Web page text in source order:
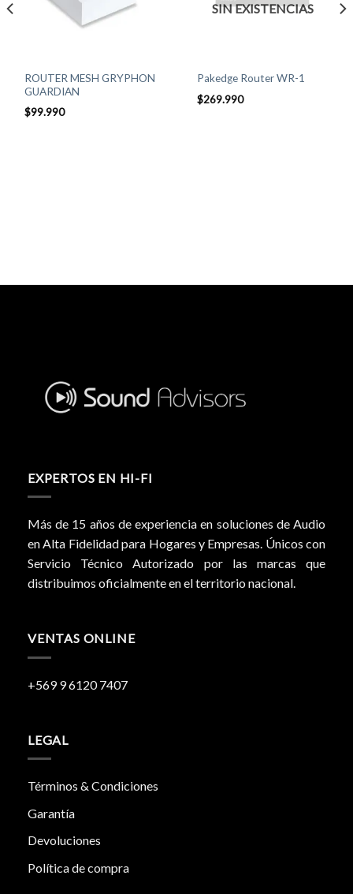
ROUTER MESH GRYPHON
GUARDIAN
$99.990
SIN EXISTENCIAS
Pakedge Router WR-1
$269.990
EXPERTOS EN HI-FI
Más de 15 años de experiencia en soluciones de Audio
en Alta Fidelidad para Hogares y Empresas. Únicos con
Servicio Técnico Autorizado por las marcas que
distribuimos oficialmente en el territorio nacional.
VENTAS ONLINE
+569 9 6120 7407
LEGAL
Términos & Condiciones
Garantía
Devoluciones
Política de compra